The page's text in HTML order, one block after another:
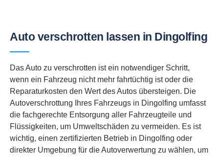
Auto verschrotten lassen in Dingolfing
Das Auto zu verschrotten ist ein notwendiger Schritt,
wenn ein Fahrzeug nicht mehr fahrtüchtig ist oder die
Reparaturkosten den Wert des Autos übersteigen. Die
Autoverschrottung Ihres Fahrzeugs in Dingolfing umfasst
die fachgerechte Entsorgung aller Fahrzeugteile und
Flüssigkeiten, um Umweltschäden zu vermeiden. Es ist
wichtig, einen zertifizierten Betrieb in Dingolfing oder
direkter Umgebung für die Autoverwertung zu wählen, um